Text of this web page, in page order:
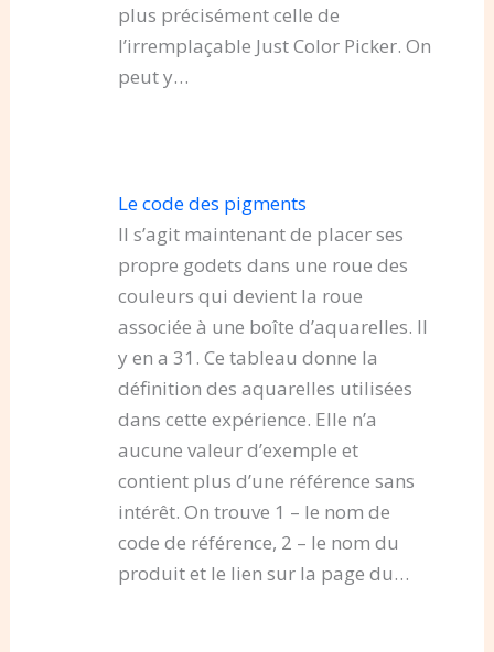
plus précisément celle de
l’irremplaçable Just Color Picker. On
peut y…
Le code des pigments
Il s’agit maintenant de placer ses
propre godets dans une roue des
couleurs qui devient la roue
associée à une boîte d’aquarelles. Il
y en a 31. Ce tableau donne la
définition des aquarelles utilisées
dans cette expérience. Elle n’a
aucune valeur d’exemple et
contient plus d’une référence sans
intérêt. On trouve 1 – le nom de
code de référence, 2 – le nom du
produit et le lien sur la page du…